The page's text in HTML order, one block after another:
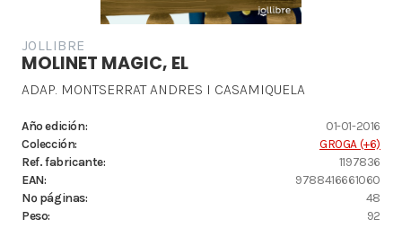
JOLLIBRE
MOLINET MAGIC, EL
ADAP. MONTSERRAT ANDRES I CASAMIQUELA
Año edición:
01-01-2016
Colección:
GROGA (+6)
Ref. fabricante:
1197836
EAN:
9788416661060
Nº páginas:
48
Peso:
92